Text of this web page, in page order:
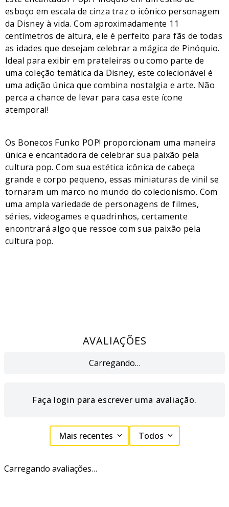
esboço em escala de cinza traz o icônico personagem
da Disney à vida. Com aproximadamente 11
centímetros de altura, ele é perfeito para fãs de todas
as idades que desejam celebrar a mágica de Pinóquio.
Ideal para exibir em prateleiras ou como parte de
uma coleção temática da Disney, este colecionável é
uma adição única que combina nostalgia e arte. Não
perca a chance de levar para casa este ícone
atemporal!
Os Bonecos Funko POP! proporcionam uma maneira
única e encantadora de celebrar sua paixão pela
cultura pop. Com sua estética icônica de cabeça
grande e corpo pequeno, essas miniaturas de vinil se
tornaram um marco no mundo do colecionismo. Com
uma ampla variedade de personagens de filmes,
séries, videogames e quadrinhos, certamente
encontrará algo que ressoe com sua paixão pela
cultura pop.
AVALIAÇÕES
Carregando…
Faça login para escrever uma avaliação.
Mais recentes Todos
Carregando avaliações…